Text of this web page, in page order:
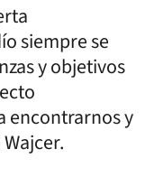
siempre se
y objetivos
encontrarnos y